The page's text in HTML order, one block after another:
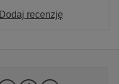
Dodaj recenzję